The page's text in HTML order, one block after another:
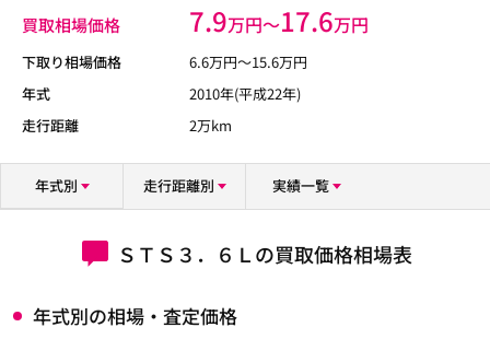
買取相場価格 7.9万円〜17.6万円
下取り相場価格 6.6万円〜15.6万円
年式
2010年(平成22年)
走行距離
2万km
年式別 走行距離別 実績一覧
ＳＴＳ３．６Ｌの買取価格相場表
年式別の相場・査定価格